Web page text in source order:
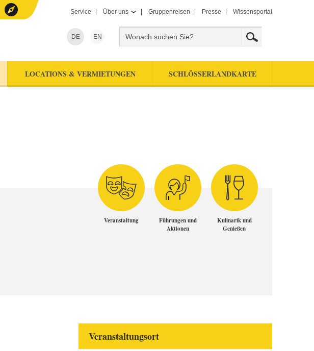
Service Über uns Gruppenreisen Presse Wissensportal
DE EN
LOCATIONS & VERMIETUNGEN SCHLÖSSERLANDKARTE
Veranstaltung
Führungen und
Aktionen
Kulinarik und
Genießen
Veranstaltungsort